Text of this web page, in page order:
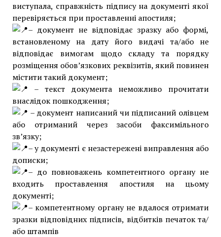
виступала, справжність підпису на документі якої
перевіряється при проставленні апостиля;
– документ не відповідає зразку або формі,
встановленому на дату його видачі та/або не
відповідає вимогам щодо складу та порядку
розміщення обов’язкових реквізитів, який повинен
містити такий документ;
– текст документа неможливо прочитати
внаслідок пошкодження;
– документ написаний чи підписаний олівцем
або отриманий через засоби факсимільного
зв’язку;
– у документі є незастережені виправлення або
дописки;
– до повноважень компетентного органу не
входить проставлення апостиля на цьому
документі;
– компетентному органу не вдалося отримати
зразки відповідних підписів, відбитків печаток та/
або штампів